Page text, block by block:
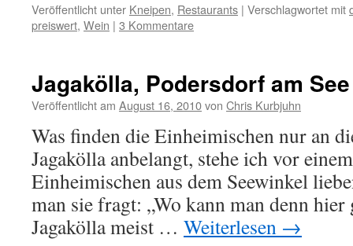
Veröffentlicht unter Kneipen, Restaurants | Verschlagwortet mit
preiswert, Wein | 3 Kommentare
Jagakölla, Podersdorf am See
Veröffentlicht am August 16, 2010von Chris Kurbjuhn
Was finden die Einheimischen nur an
Jagakölla anbelangt, stehe ich vor
Einheimischen aus dem Seewinkel
man sie fragt: „Wo kann man denn hier
Jagakölla meist … Weiterlesen →